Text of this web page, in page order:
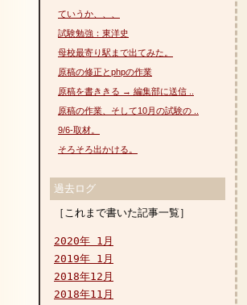
ていうか、、、
試験勉強：東洋史
母校最寄り駅まで出てみた。
原稿の修正とphpの作業
原稿を書ききる → 編集部に送信 ..
原稿の作業、そして10月の試験の ..
9/6-取材。
そろそろ出かける。
過去ログ
［これまで書いた記事一覧］
2020年 1月
2019年 1月
2018年12月
2018年11月